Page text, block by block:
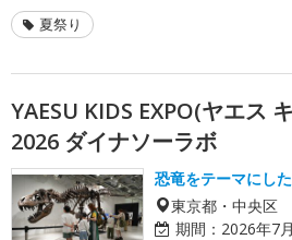
夏祭り
YAESU KIDS EXPO(ヤエス
2026 ダイナソーラボ
恐竜をテーマにし
東京都・中央区
期間： 2026年7